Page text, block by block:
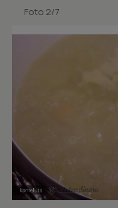
Foto 2/7